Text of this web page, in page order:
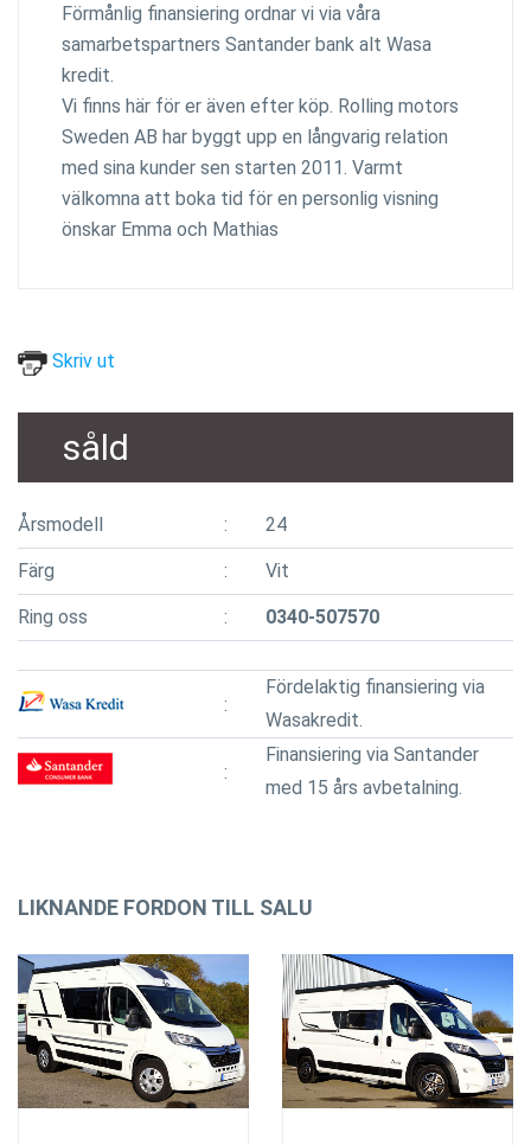
Förmånlig finansiering ordnar vi via våra
samarbetspartners Santander bank alt Wasa
kredit.
Vi finns här för er även efter köp. Rolling motors
Sweden AB har byggt upp en långvarig relation
med sina kunder sen starten 2011. Varmt
välkomna att boka tid för en personlig visning
önskar Emma och Mathias
Skriv ut
såld
Årsmodell 24
Färg Vit
Ring oss 0340-507570
Fördelaktig finansiering via
Wasakredit.
Finansiering via Santander
med 15 års avbetalning.
LIKNANDE FORDON TILL SALU